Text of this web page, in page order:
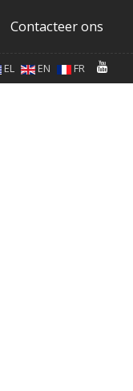
Contacteer ons
EL EN FR